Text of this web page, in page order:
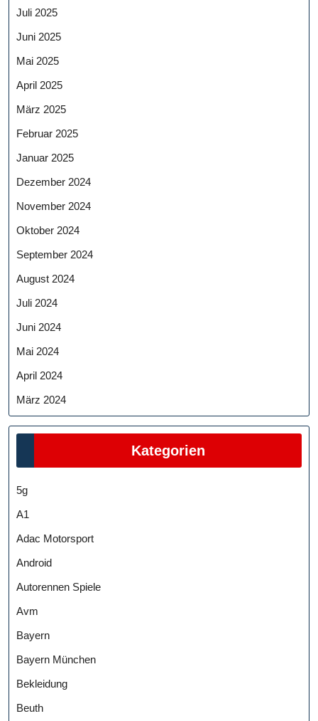
Juli 2025
Juni 2025
Mai 2025
April 2025
März 2025
Februar 2025
Januar 2025
Dezember 2024
November 2024
Oktober 2024
September 2024
August 2024
Juli 2024
Juni 2024
Mai 2024
April 2024
März 2024
Kategorien
5g
A1
Adac Motorsport
Android
Autorennen Spiele
Avm
Bayern
Bayern München
Bekleidung
Beuth